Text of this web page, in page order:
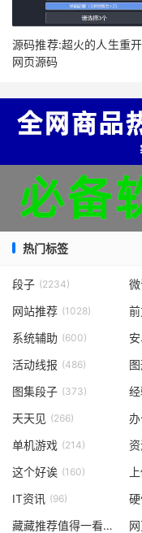
源码推荐:超火的人生重
网页源码
热门标签
段子 (2234)
网站推荐 (1028)
系统辅助 (600)
活动线报 (486)
图集段子 (373)
天天见 (266)
单机游戏 (214)
这个好诶 (160)
IT资讯 (96)
藏藏推荐值得一看